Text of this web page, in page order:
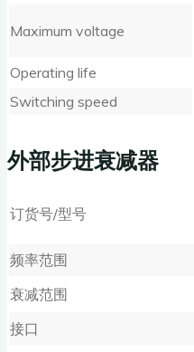
Maximum voltage
Operating life
Switching speed
外部步进衰减器
订货号/型号
频率范围
衰减范围
接口